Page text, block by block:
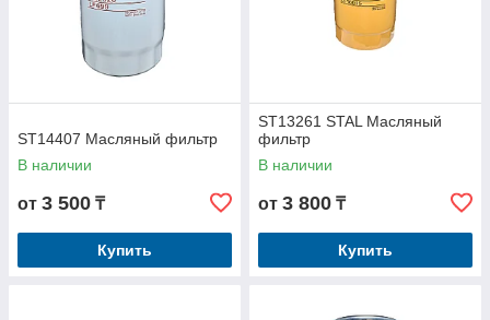
ST14407 Масляный фильтр
В наличии
от 3 500 ₸
Купить
ST13261 STAL Масляный
фильтр
В наличии
от 3 800 ₸
Купить